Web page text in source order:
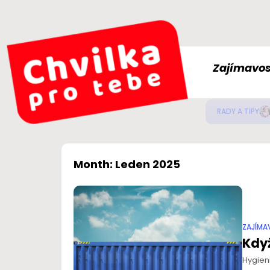
ZDRAVÍ
Month: Leden 2025